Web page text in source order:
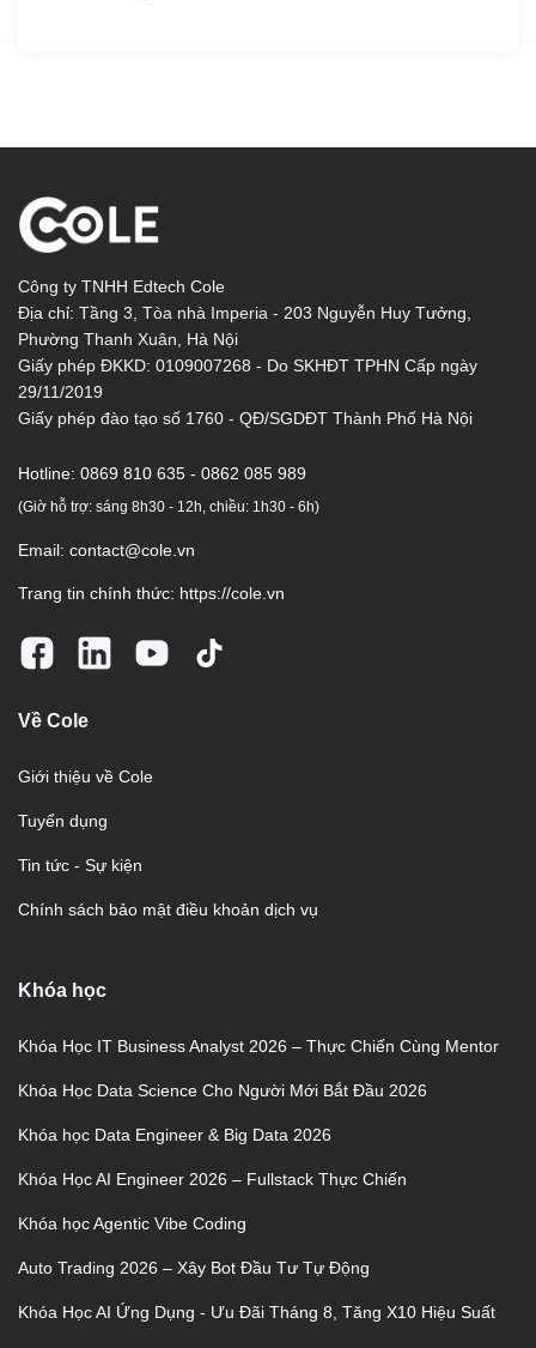
Công ty TNHH Edtech Cole
Địa chỉ: Tầng 3, Tòa nhà Imperia - 203 Nguyễn Huy Tưởng,
Phường Thanh Xuân, Hà Nội
Giấy phép ĐKKD: 0109007268 - Do SKHĐT TPHN Cấp ngày
29/11/2019
Giấy phép đào tạo số 1760 - QĐ/SGDĐT Thành Phố Hà Nội
Hotline: 0869 810 635 - 0862 085 989
(Giờ hỗ trợ: sáng 8h30 - 12h, chiều: 1h30 - 6h)
Email: contact@cole.vn
Trang tin chính thức: https://cole.vn
Về Cole
Giới thiệu về Cole
Tuyển dụng
Tin tức - Sự kiện
Chính sách bảo mật điều khoản dịch vụ
Khóa học
Khóa Học IT Business Analyst 2026 – Thực Chiến Cùng Mentor
Khóa Học Data Science Cho Người Mới Bắt Đầu 2026
Khóa học Data Engineer & Big Data 2026
Khóa Học AI Engineer 2026 – Fullstack Thực Chiến
Khóa học Agentic Vibe Coding
Auto Trading 2026 – Xây Bot Đầu Tư Tự Động
Khóa Học AI Ứng Dụng - Ưu Đãi Tháng 8, Tăng X10 Hiệu Suất